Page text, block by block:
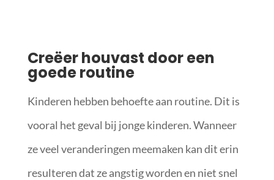
Creëer houvast door een
goede routine
Kinderen hebben behoefte aan routine. Dit is
vooral het geval bij jonge kinderen. Wanneer
ze veel veranderingen meemaken kan dit erin
resulteren dat ze angstig worden en niet snel